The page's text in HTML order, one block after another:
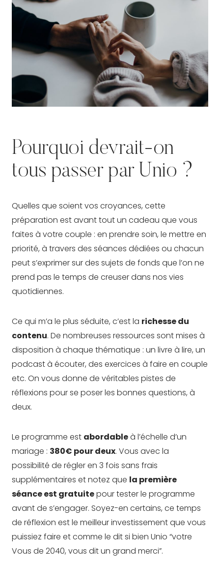
Pourquoi devrait-on
tous passer par Unio ?
Quelles que soient vos croyances, cette
préparation est avant tout un cadeau que vous
faites à votre couple : en prendre soin, le mettre en
priorité, à travers des séances dédiées ou chacun
peut s’exprimer sur des sujets de fonds que l’on ne
prend pas le temps de creuser dans nos vies
quotidiennes.
Ce qui m’a le plus séduite, c’est la richesse du
contenu. De nombreuses ressources sont mises à
disposition à chaque thématique : un livre à lire, un
podcast à écouter, des exercices à faire en couple
etc. On vous donne de véritables pistes de
réflexions pour se poser les bonnes questions, à
deux.
Le programme est abordableà l’échelle d’un
mariage : 380€ pour deux. Vous avec la
possibilité de régler en 3 fois sans frais
supplémentaires et notez que la première
séance est gratuitepour tester le programme
avant de s’engager. Soyez-en certains, ce temps
de réflexion est le meilleur investissement que vous
puissiez faire et comme le dit si bien Unio “votre
Vous de 2040, vous dit un grand merci”.